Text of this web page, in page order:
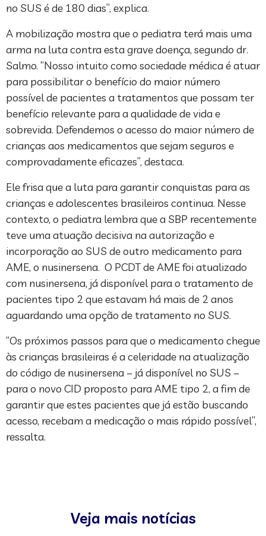
no SUS é de 180 dias”, explica.
A mobilização mostra que o pediatra terá mais uma
arma na luta contra esta grave doença, segundo dr.
Salmo. “Nosso intuito como sociedade médica é atuar
para possibilitar o benefício do maior número
possível de pacientes a tratamentos que possam ter
benefício relevante para a qualidade de vida e
sobrevida. Defendemos o acesso do maior número de
crianças aos medicamentos que sejam seguros e
comprovadamente eficazes”, destaca.
Ele frisa que a luta para garantir conquistas para as
crianças e adolescentes brasileiros continua. Nesse
contexto, o pediatra lembra que a SBP recentemente
teve uma atuação decisiva na autorização e
incorporação ao SUS de outro medicamento para
AME, o nusinersena. O PCDT de AME foi atualizado
com nusinersena, já disponível para o tratamento de
pacientes tipo 2 que estavam há mais de 2 anos
aguardando uma opção de tratamento no SUS.
“Os próximos passos para que o medicamento chegue
às crianças brasileiras é a celeridade na atualização
do código de nusinersena – já disponível no SUS –
para o novo CID proposto para AME tipo 2, a fim de
garantir que estes pacientes que já estão buscando
acesso, recebam a medicação o mais rápido possível”,
ressalta.
Veja mais notícias